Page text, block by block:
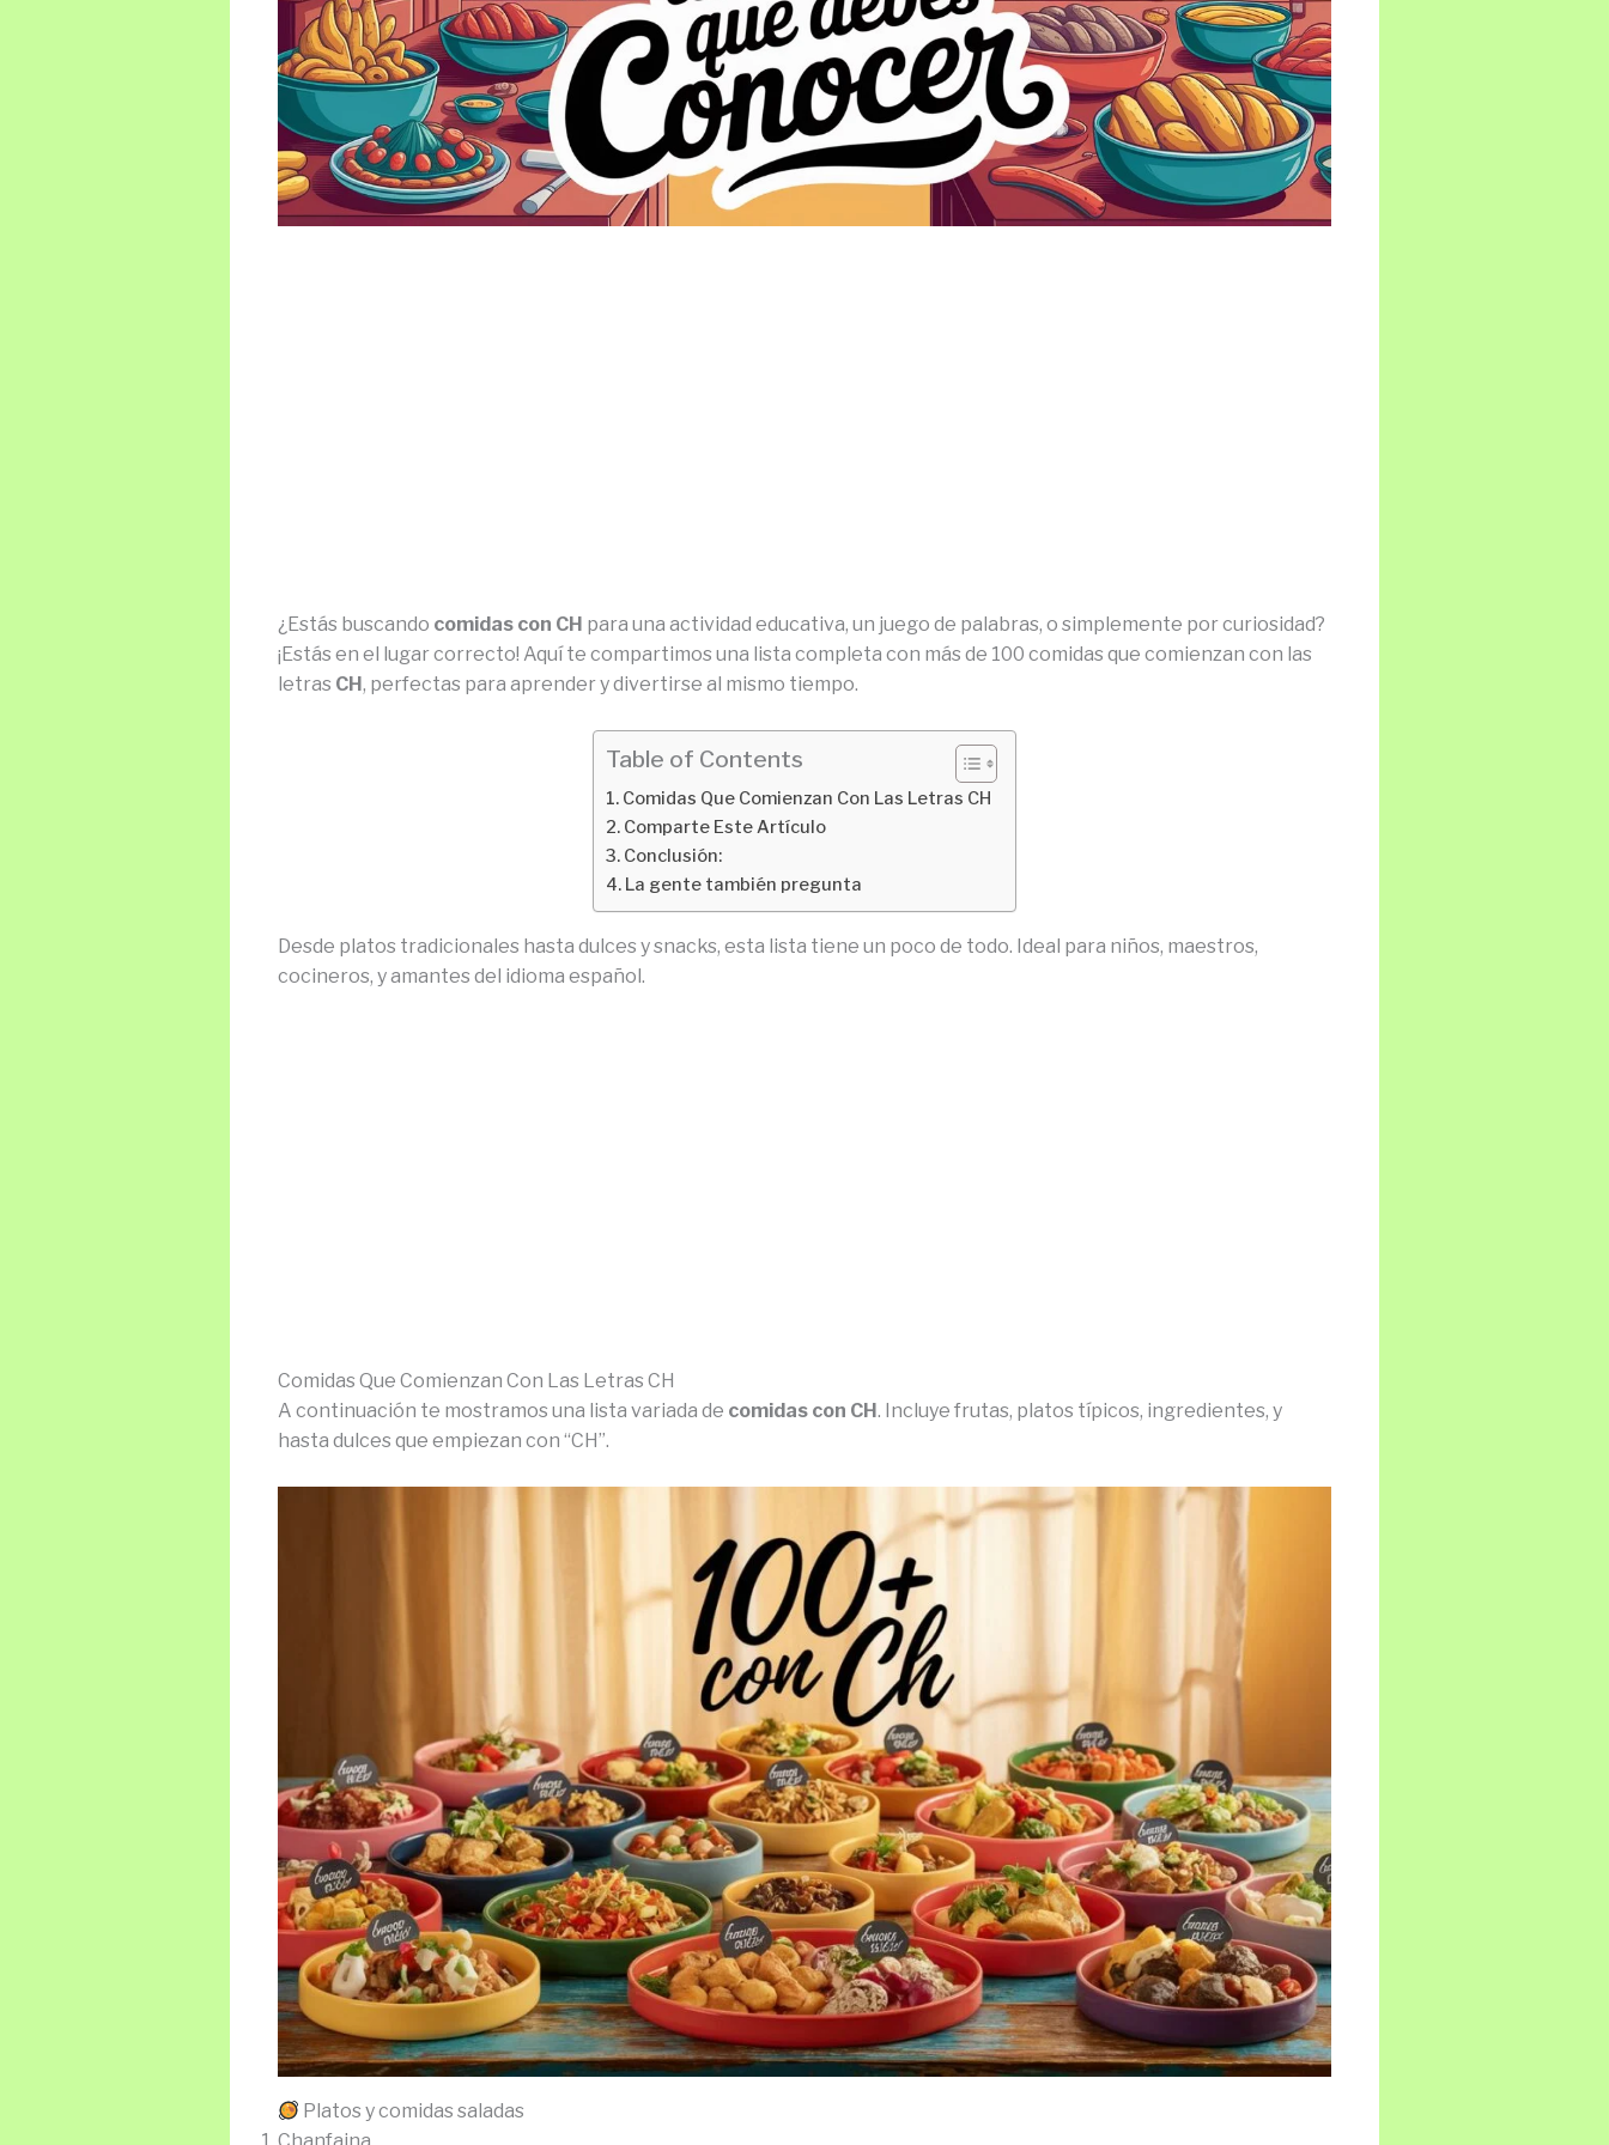
¿Estás buscando comidas con CH para una actividad educativa, un juego de palabras, o simplemente por curiosidad?
¡Estás en el lugar correcto! Aquí te compartimos una lista completa con más de 100 comidas que comienzan con las
letras CH, perfectas para aprender y divertirse al mismo tiempo.
Table of Contents
Comidas Que Comienzan Con Las Letras CH
Comparte Este Artículo
Conclusión:
La gente también pregunta
Desde platos tradicionales hasta dulces y snacks, esta lista tiene un poco de todo. Ideal para niños, maestros,
cocineros, y amantes del idioma español.
Comidas Que Comienzan Con Las Letras CH
A continuación te mostramos una lista variada de comidas con CH . Incluye frutas, platos típicos, ingredientes, y
hasta dulces que empiezan con “CH”.
Platos y comidas saladas